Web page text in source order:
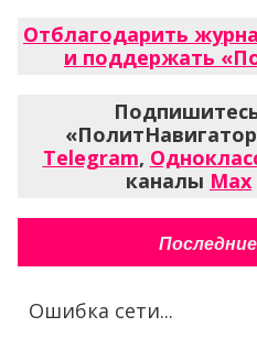
Отблагодарить
и поддержать
Telegram,
каналы Max
Ошибка сети...